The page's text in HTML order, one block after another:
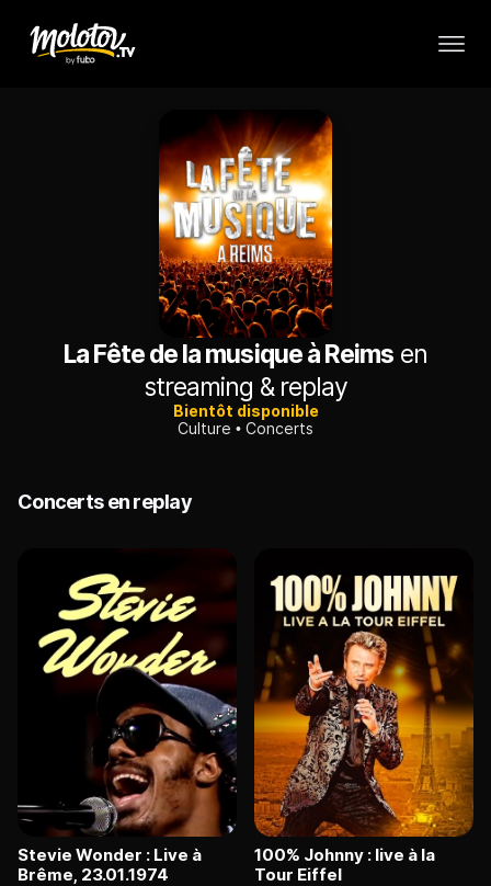
La Fête de la musique à Reims en
streaming & replay
Bientôt disponible
Culture
Concerts
Concerts en replay
Stevie Wonder : Live à
Brême, 23.01.1974
100% Johnny : live à la
Tour Eiffel